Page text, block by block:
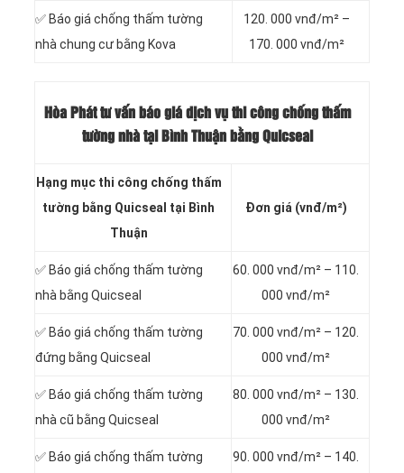
✅ Báo giá chống thấm tường
nhà chung cư bằng Kova
120. 000 vnđ/m² –
170. 000 vnđ/m²
Hòa Phát tư vấn báo giá dịch vụ thi công chống thấm
tường nhà tại Bình Thuận bằng Quicseal
Hạng mục thi công chống thấm
tường bằng Quicseal tại Bình
Thuận
Đơn giá (vnđ/m²)
✅ Báo giá chống thấm tường
nhà bằng Quicseal
60. 000 vnđ/m² – 110.
000 vnđ/m²
✅ Báo giá chống thấm tường
đứng bằng Quicseal
70. 000 vnđ/m² – 120.
000 vnđ/m²
✅ Báo giá chống thấm tường
nhà cũ bằng Quicseal
80. 000 vnđ/m² – 130.
000 vnđ/m²
✅ Báo giá chống thấm tường
90. 000 vnđ/m² – 140.